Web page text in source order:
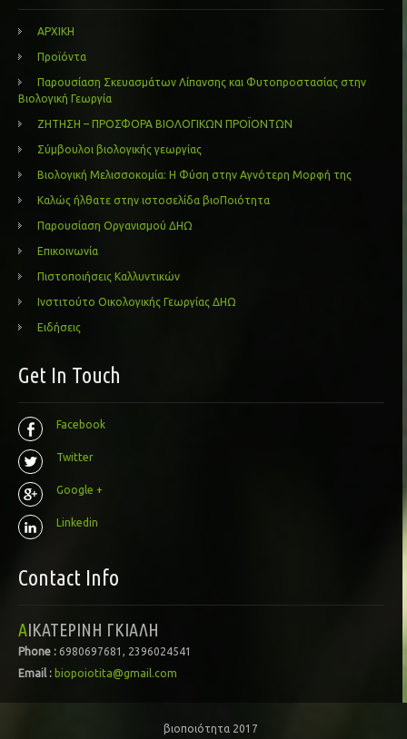
ΑΡΧΙΚΗ
Προϊόντα
Παρουσίαση Σκευασμάτων Λίπανσης και Φυτοπροστασίας στην
Βιολογική Γεωργία
ΖΗΤΗΣΗ – ΠΡΟΣΦΟΡΑ ΒΙΟΛΟΓΙΚΩΝ ΠΡΟΪΟΝΤΩΝ
Σύμβουλοι βιολογικής γεωργίας
Βιολογική Μελισσοκομία: Η Φύση στην Αγνότερη Μορφή της
Καλώς ήλθατε στην ιστοσελίδα βιοΠοιότητα
Παρουσίαση Οργανισμού ΔΗΩ
Επικοινωνία
Πιστοποιήσεις Καλλυντικών
Ινστιτούτο Οικολογικής Γεωργίας ΔΗΩ
Ειδήσεις
Get In Touch
Facebook
Twitter
Google +
Linkedin
Contact Info
ΑΙΚΑΤΕΡΙΝΗ ΓΚΙΑΛΗ
Phone : 6980697681, 2396024541
Email : biopoiotita@gmail.com
βιοποιότητα 2017